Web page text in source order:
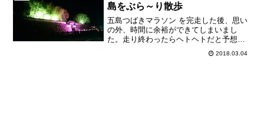
島をぶら～り散歩
五島つばきマラソン を完走した後、思い
の外、時間に余裕ができてしまいまし
た。走り終わったらヘトヘトだと予想し
て、当日も島に一泊の予定だったのです
が、身体は意外と元気。そこで、ふと思
2018.03.04